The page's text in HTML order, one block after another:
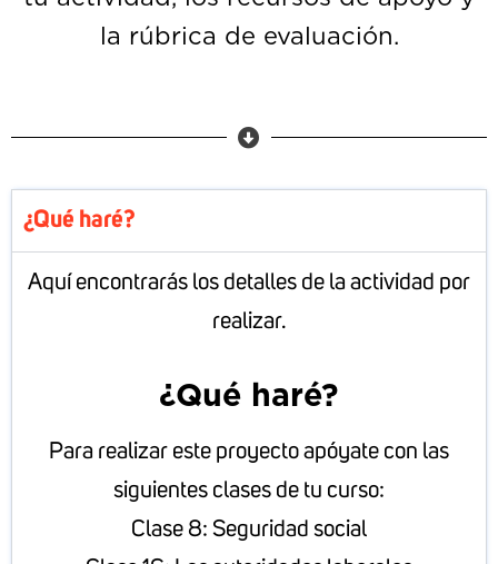
la rúbrica de evaluación.
¿Qué haré?
Aquí encontrarás los detalles de la actividad por
realizar.
¿Qué haré?
Para realizar este proyecto apóyate con las
siguientes clases de tu curso:
Clase 8: Seguridad social